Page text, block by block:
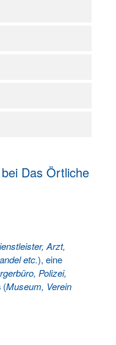
Das Örtliche
Arzt,
etc.), eine
Polizei,
(Museum, Verein